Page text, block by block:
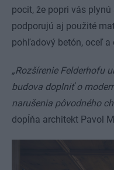
pocit, že popri vás
podporujú aj použité
pohľadový betón, oceľ a
„Rozšírenie Felderhofu
budova doplniť o
narušenia pôvodného
dopĺňa architekt Pavol